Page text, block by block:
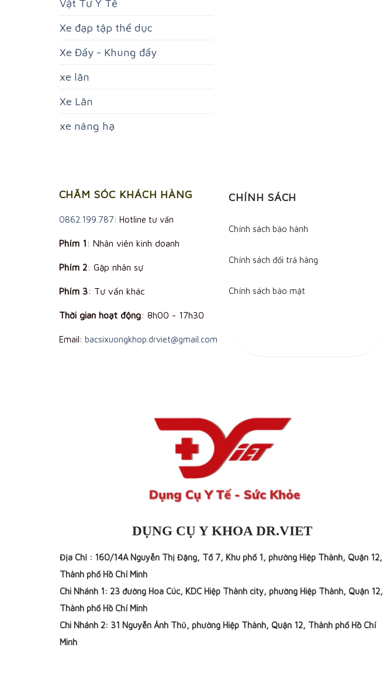
Vật Tư Y Tế
Xe đạp tập thể dục
Xe Đẩy - Khung đẩy
xe lăn
Xe Lăn
xe nâng hạ
CHĂM SÓC KHÁCH HÀNG
0862.199.787: Hotline tư vấn
Phím 1: Nhân viên kinh doanh
Phím 2: Gặp nhân sự
Phím 3: Tư vấn khác
Thời gian hoạt động: 8h00 - 17h30
Email: bacsixuongkhop.drviet@gmail.com
CHÍNH SÁCH
Chính sách bảo hành
Chính sách đổi trả hàng
Chính sách bảo mật
DỤNG CỤ Y KHOA DR.VIET
Địa Chỉ : 160/14A Nguyễn Thị Đặng, Tổ 7, Khu phố 1, phường Hiệp Thành, Quận 12,
Thành phố Hồ Chí Minh
Chi Nhánh 1: 23 đường Hoa Cúc, KDC Hiệp Thành city, phường Hiệp Thành, Quận 12,
Thành phố Hồ Chí Minh
Chi Nhánh 2: 31 Nguyễn Ảnh Thủ, phường Hiệp Thành, Quận 12, Thành phố Hồ Chí
Minh